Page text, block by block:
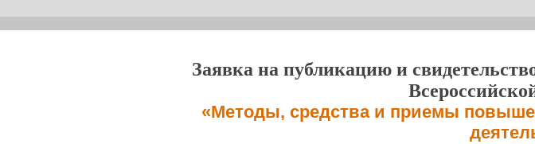
Заявка на публикацию и
«Методы, средства и приемы